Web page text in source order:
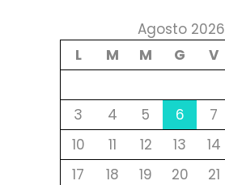
Agosto 2026
L
M M G V
3
4 5 6 7
10
11 12 13 14
17
18 19 20 21